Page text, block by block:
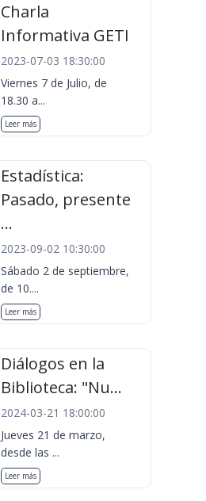
Charla
Informativa GETI
2023-07-03 18:30:00
Viernes 7 de Julio, de
18.30 a...
Leer más
Estadística:
Pasado, presente
...
2023-09-02 10:30:00
Sábado 2 de septiembre,
de 10....
Leer más
Diálogos en la
Biblioteca: "Nu...
2024-03-21 18:00:00
Jueves 21 de marzo,
desde las ...
Leer más